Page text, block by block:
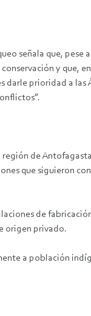
señala que,
y que,
prioridad a las
de
que siguieron
de
origen privado.
a población